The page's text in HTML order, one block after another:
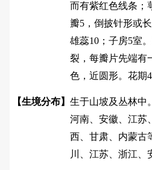
而有紫红色线条；
瓣5，倒披针形或
雄蕊10；子房5室
裂，每瓣片先端有
色，近圆形。花期
【生境分布】 生于山坡及丛林中
河南、安徽、江苏
西、甘肃、内蒙古
川、江苏、浙江、